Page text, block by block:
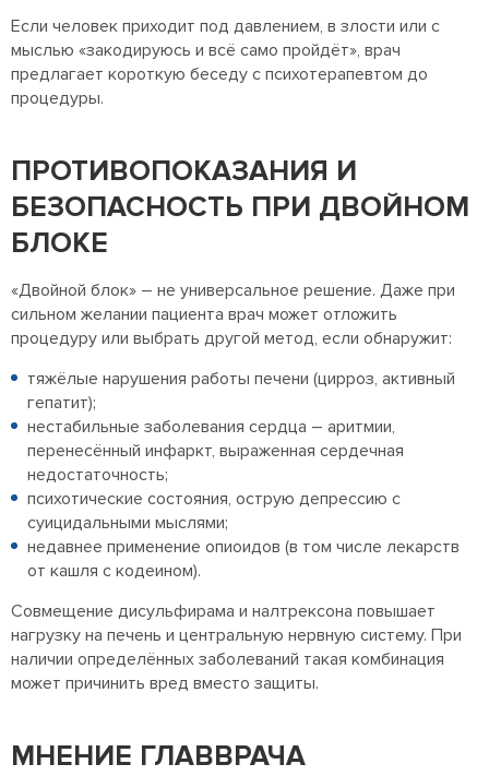
Если человек приходит под давлением, в злости или с
мыслью «закодируюсь и всё само пройдёт», врач
предлагает короткую беседу с психотерапевтом до
процедуры.
ПРОТИВОПОКАЗАНИЯ И
БЕЗОПАСНОСТЬ ПРИ ДВОЙНОМ
БЛОКЕ
«Двойной блок» – не универсальное решение. Даже при
сильном желании пациента врач может отложить
процедуру или выбрать другой метод, если обнаружит:
тяжёлые нарушения работы печени (цирроз, активный
гепатит);
нестабильные заболевания сердца – аритмии,
перенесённый инфаркт, выраженная сердечная
недостаточность;
психотические состояния, острую депрессию с
суицидальными мыслями;
недавнее применение опиоидов (в том числе лекарств
от кашля с кодеином).
Совмещение дисульфирама и налтрексона повышает
нагрузку на печень и центральную нервную систему. При
наличии определённых заболеваний такая комбинация
может причинить вред вместо защиты.
МНЕНИЕ ГЛАВВРАЧА